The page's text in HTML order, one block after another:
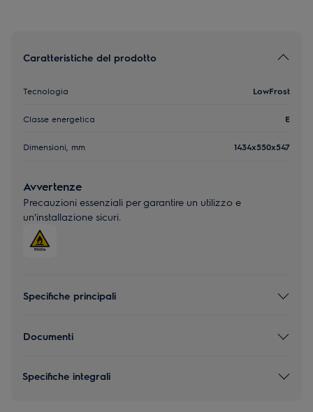
Caratteristiche del prodotto
Tecnologia LowFrost
Classe energetica E
Dimensioni, mm 1434x550x547
Avvertenze
Precauzioni essenziali per garantire un utilizzo e
un'installazione sicuri.
Specifiche principali
Documenti
Specifiche integrali